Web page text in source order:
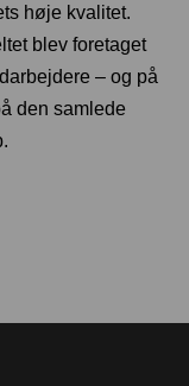
høje kvalitet.
blev foretaget
– og på
den samlede